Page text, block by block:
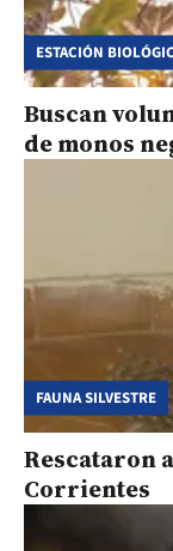
ESTACIÓN
Buscan
de monos
FAUNA SILVESTRE
Rescataron
Corrientes